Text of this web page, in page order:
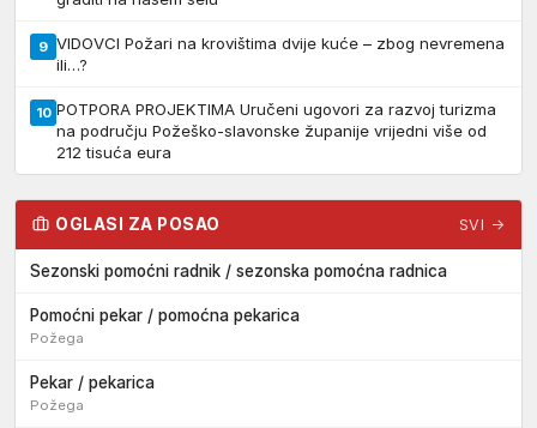
9 VIDOVCI Požari na krovištima dvije kuće – zbog nevremena
ili…?
10 POTPORA PROJEKTIMA Uručeni ugovori za razvoj turizma
na području Požeško-slavonske županije vrijedni više od
212 tisuća eura
OGLASI ZA POSAO SVI →
Sezonski pomoćni radnik / sezonska pomoćna radnica
Pomoćni pekar / pomoćna pekarica
Požega
Pekar / pekarica
Požega